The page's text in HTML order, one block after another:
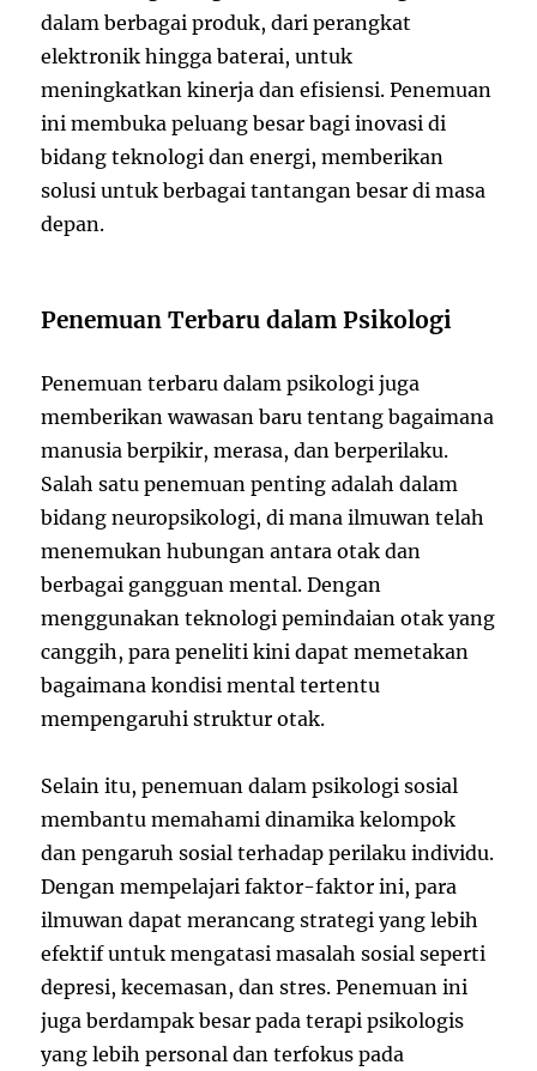
dalam berbagai produk, dari perangkat
elektronik hingga baterai, untuk
meningkatkan kinerja dan efisiensi. Penemuan
ini membuka peluang besar bagi inovasi di
bidang teknologi dan energi, memberikan
solusi untuk berbagai tantangan besar di masa
depan.
Penemuan Terbaru dalam Psikologi
Penemuan terbaru dalam psikologi juga
memberikan wawasan baru tentang bagaimana
manusia berpikir, merasa, dan berperilaku.
Salah satu penemuan penting adalah dalam
bidang neuropsikologi, di mana ilmuwan telah
menemukan hubungan antara otak dan
berbagai gangguan mental. Dengan
menggunakan teknologi pemindaian otak yang
canggih, para peneliti kini dapat memetakan
bagaimana kondisi mental tertentu
mempengaruhi struktur otak.
Selain itu, penemuan dalam psikologi sosial
membantu memahami dinamika kelompok
dan pengaruh sosial terhadap perilaku individu.
Dengan mempelajari faktor-faktor ini, para
ilmuwan dapat merancang strategi yang lebih
efektif untuk mengatasi masalah sosial seperti
depresi, kecemasan, dan stres. Penemuan ini
juga berdampak besar pada terapi psikologis
yang lebih personal dan terfokus pada